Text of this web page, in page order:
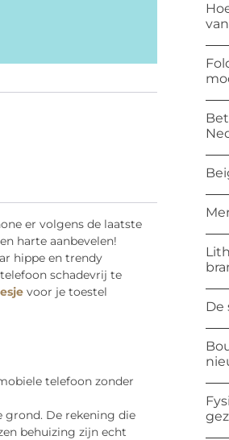
er volgens de laatste
harte aanbevelen!
hippe en trendy
schadevrij te
voor je toestel
telefoon zonder
grond. De rekening die
behuizing zijn echt
De